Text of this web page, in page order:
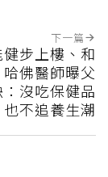
下一篇
步上樓、和
佛醫師曝父
沒吃保健品
也不追養生潮